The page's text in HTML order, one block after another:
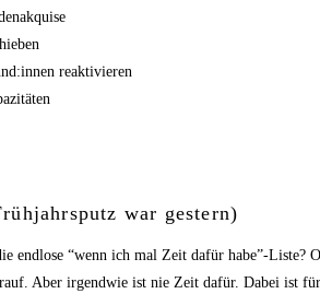
reaktivieren
war gestern)
endlose “wenn ich mal Zeit dafür habe”-Liste?
Aber irgendwie ist nie Zeit dafür. Dabei ist